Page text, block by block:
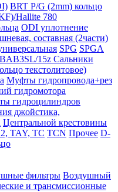
BRT P/G (2mm) кольцо
Hallite 780
ODI уплотнение
составная (2части)
SPG SPGA
15z Сальники
текстолитовое)
Муфты гидропровода+рез
гидромотора
гидроцилиндров
джойстика,
Центральной крестовины
TAY, TC TCN Прочее D-
фильтры Воздушный
и трансмиссионные